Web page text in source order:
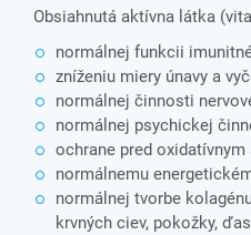
Obsiahnutá aktívna látka
normálnej funkcii
zníženiu miery únavy a
normálnej činnosti
normálnej psychickej
ochrane pred
normálnemu
normálnej tvorbe
krvných ciev, pokožky,